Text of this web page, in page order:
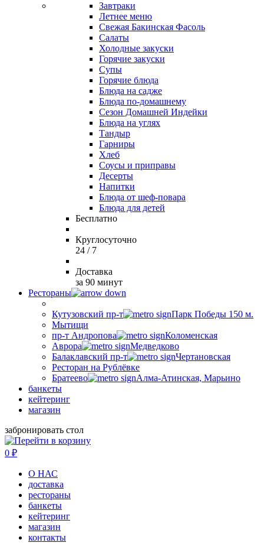
Завтраки
Летнее меню
Свежая Бакинская Фасоль
Салаты
Холодные закуски
Горячие закуски
Супы
Горячие блюда
Блюда на садже
Блюда по-домашнему
Сезон Домашней Индейки
Блюда на углях
Тандыр
Гарниры
Хлеб
Соусы и приправы
Десерты
Напитки
Блюда от шеф-повара
Блюда для детей
Бесплатно
Круглосуточно
24 / 7
Доставка
за 90 минут
Рестораны
Кутузовский пр-т
Парк Победы 150 м.
Мытищи
пр-т Андропова
Коломенская
Аврора
Медведково
Балаклавский пр-т
Чертановская
Ресторан на Рублёвке
Братеево
Алма-Атинская, Марьино
банкеты
кейтеринг
магазин
забронировать стол
0 ₽
О НАС
доставка
рестораны
банкеты
кейтеринг
магазин
контакты